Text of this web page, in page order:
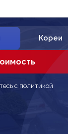
Кореи
с политикой